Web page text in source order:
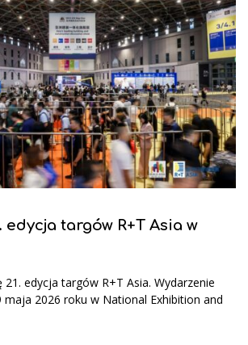
edycja targów R+T Asia w
21. edycja targów R+T Asia. Wydarzenie
2026 roku w National Exhibition and